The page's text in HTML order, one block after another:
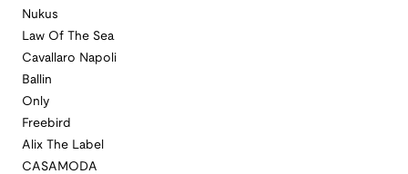
Nukus
Law Of The Sea
Cavallaro Napoli
Ballin
Only
Freebird
Alix The Label
CASAMODA